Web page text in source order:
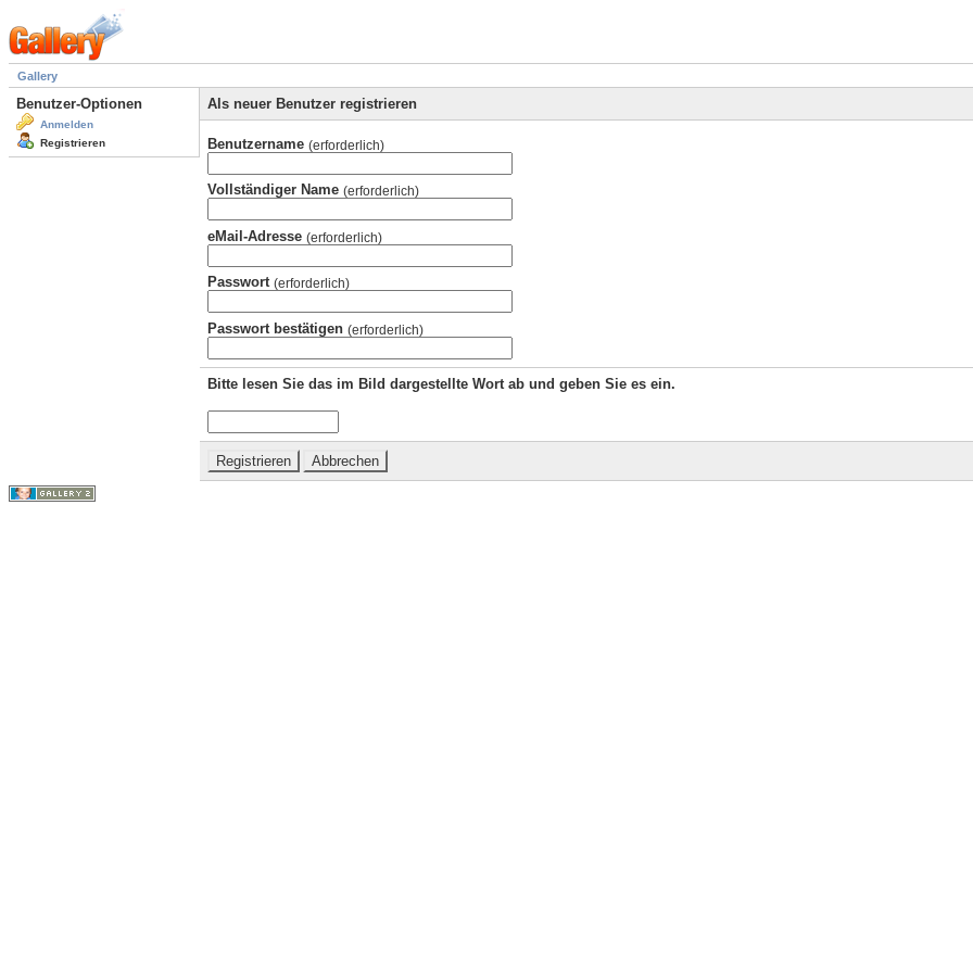
Gallery
Benutzer-Optionen
Anmelden
Registrieren
Als neuer Benutzer registrieren
Benutzername (erforderlich)
Vollständiger Name (erforderlich)
eMail-Adresse (erforderlich)
Passwort (erforderlich)
Passwort bestätigen (erforderlich)
Bitte lesen Sie das im Bild dargestellte Wort ab und geben Sie es ein.